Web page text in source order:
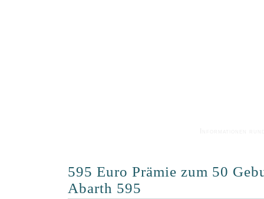
595 Euro Prämie zum 50
Abarth 595